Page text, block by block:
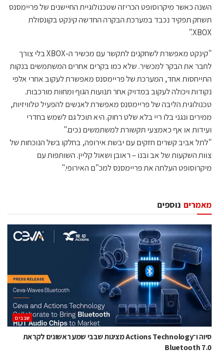
השנה כאשר מיקרוסופט הכריזה שטכנולוגיית החיישנים של פריימסנס
תשחק תפקיד נכבד במערכת הבקרה החדשה קינקט בקונסולת
XBOX."
"קינקט מאפשרת לשחקנים לתקשר עם מכשיר ה-XBOX בלי צורך
לחבר את הבקר למכשיר. שלא כמו בקרים אחרים המשתמשים בנקות
התייחסות אחד, המערכת של פריימסנס מאפשרת לעקוב אחרי אלפי
נקודות ויכולה לעקוב במדויק אחר תנועות הגוף ומחוות מורכבות.
טכנולוגית הליבה של פריימסנס מאפשרת לאנשים להפעיל טלוויזיות,
ממירים ונגני בלו ריי בלא שלט רחוק. היא תוכל גם לשמש בחדרי
ועידות או אף כאמצעי תקשורת למשתמשים נכים."
"לתל אביב קשרים חזקים עם יבשת אירופה, בחלקו בשל הנוכחות של
צוות השקעות של אב ובנו – ראובן ושאול קליין. השותפות עם
מיקרוסופט העלתה את פריימסנס למכ"ם האירופי."
נוספים מאמרים
‫שבבים‬
סיוה ו־Actions Technology מציגות שבבי שמע ראשונים לקראת
Bluetooth 7.0